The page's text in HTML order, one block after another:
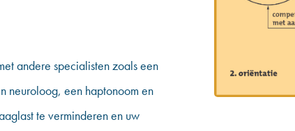
andere specialisten zoals een
neuroloog, een haptonoom en
te verminderen en uw